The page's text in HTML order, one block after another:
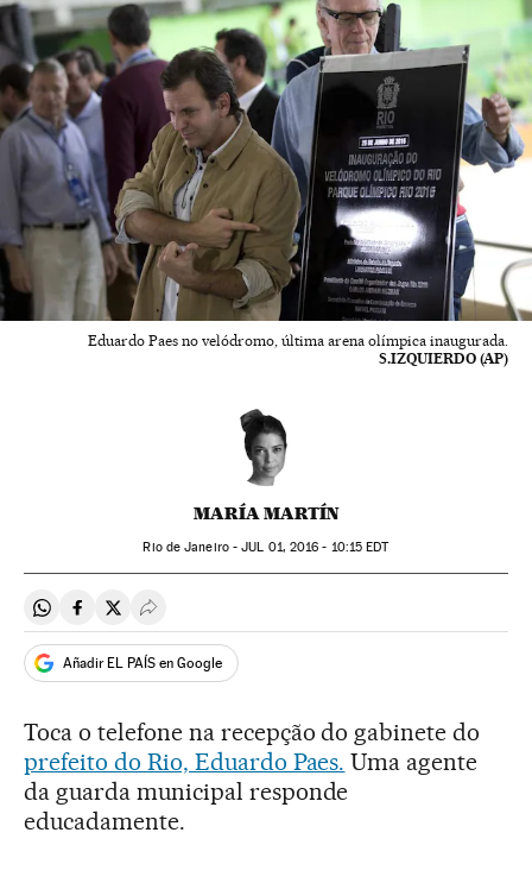
Eduardo Paes no velódromo, última arena olímpica inaugurada.
S.IZQUIERDO (AP)
MARÍA MARTÍN
Rio de Janeiro -JUL 01, 2016 - 10:15 EDT
Compartir en Whatsapp
Compartir en Facebook
Compartir en Twitter
Desplegar Redes Sociales
Añadir EL PAÍS en Google
Toca o telefone na recepção do gabinete do
prefeito do Rio, Eduardo Paes. Uma agente
da guarda municipal responde
educadamente.